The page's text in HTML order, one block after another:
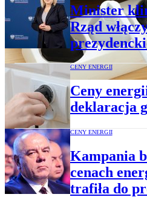
Minister
Rząd
CENY ENERGII
Ceny
deklaracja
CENY ENERGII
Kampania
cenach
trafiła do